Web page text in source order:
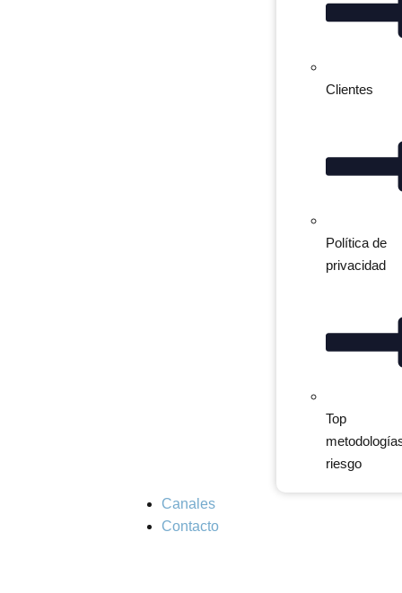
Clientes
Política de
privacidad
Top
riesgo
Canales
Contacto